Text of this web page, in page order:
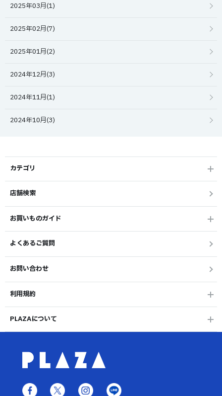
2025年03月(1)
2025年02月(7)
2025年01月(2)
2024年12月(3)
2024年11月(1)
2024年10月(3)
カテゴリ
店舗検索
お買いものガイド
よくあるご質問
お問い合わせ
利用規約
PLAZAについて